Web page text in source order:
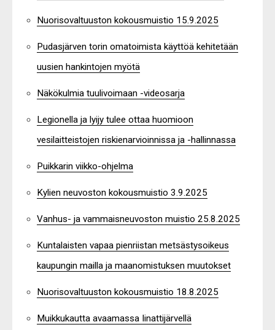
Nuorisovaltuuston kokousmuistio 15.9.2025
Pudasjärven torin omatoimista käyttöä kehitetään
uusien hankintojen myötä
Näkökulmia tuulivoimaan -videosarja
Legionella ja lyijy tulee ottaa huomioon
vesilaitteistojen riskienarvioinnissa ja -hallinnassa
Puikkarin viikko-ohjelma
Kylien neuvoston kokousmuistio 3.9.2025
Vanhus- ja vammaisneuvoston muistio 25.8.2025
Kuntalaisten vapaa pienriistan metsästysoikeus
kaupungin mailla ja maanomistuksen muutokset
Nuorisovaltuuston kokousmuistio 18.8.2025
Muikkukautta avaamassa Iinattijärvellä